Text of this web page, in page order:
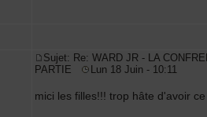
Sujet: Re: WARD JR - LA
PARTIE
Lun 18 Juin - 10:11
mici les filles!!! trop hâte d'avoir